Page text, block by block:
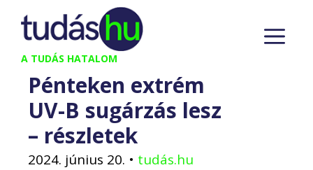
Kilépés
tartalomba
A TUDÁS HATALOM
Pénteken extrém
UV-B sugárzás lesz
– részletek
2024. június 20. • tudás.hu